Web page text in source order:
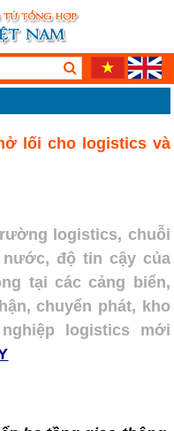
lối cho logistics và
logistics, chuỗi
độ tin cậy của
tại các cảng biển,
chuyển phát, kho
logistics mới